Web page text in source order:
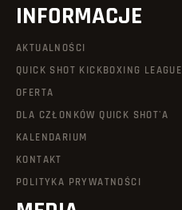
INFORMACJE
AKTUALNOŚCI
QUICK SHOT KICKBOXING LEAGUE
OFERTA
DLA CZŁONKÓW QUICK SHOT'A
KALENDARIUM
KONTAKT
POLITYKA PRYWATNOŚCI